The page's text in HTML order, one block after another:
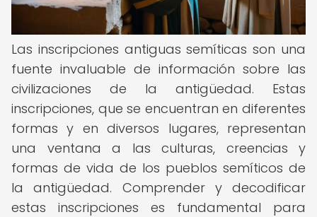
Las inscripciones antiguas semíticas son una
fuente invaluable de información sobre las
civilizaciones de la antigüedad. Estas
inscripciones, que se encuentran en diferentes
formas y en diversos lugares, representan
una ventana a las culturas, creencias y
formas de vida de los pueblos semíticos de
la antigüedad. Comprender y decodificar
estas inscripciones es fundamental para